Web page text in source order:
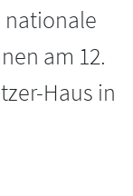
nationale
am 12.
Haus in